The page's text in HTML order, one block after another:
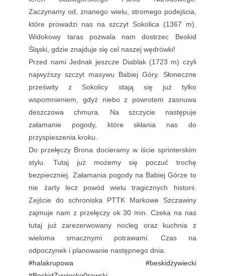
Zaczynamy od, znanego wielu, stromego podejścia,
które prowadzi nas na szczyt Sokolica (1367 m).
Widokowy taras pozwala nam dostrzec Beskid
Śląski, gdzie znajduje się cel naszej wędrówki!
Przed nami Jednak jeszcze Diablak (1723 m) czyli
najwyższy szczyt masywu Babiej Góry. Słoneczne
prześwity z Sokolicy stają się już tylko
wspomnieniem, gdyż niebo z powrotem zasnuwa
deszczowa chmura. Na szczycie następuje
załamanie pogody, które skłania nas do
przyspieszenia kroku.
Do przełęczy Brona docieramy w iście sprinterskim
stylu. Tutaj już możemy się poczuć trochę
bezpieczniej. Załamania pogody na Babiej Górze to
nie żarty lecz powód wielu tragicznych historii.
Zejście do schroniska PTTK Markowe Szczawiny
zajmuje nam z przełęczy ok 30 min. Czeka na nas
tutaj już zarezerwowany nocleg oraz kuchnia z
wieloma smacznymi potrawami. Czas na
odpoczynek i planowanie następnego dnia.
#halakrupowa
#beskidżywiecki